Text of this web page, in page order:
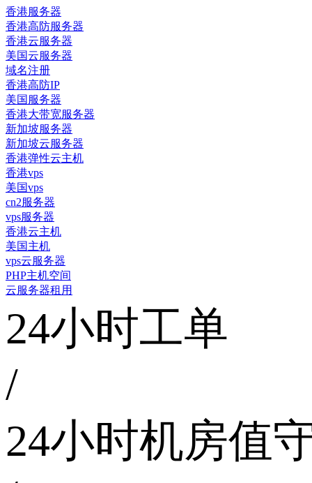
香港服务器
香港高防服务器
香港云服务器
美国云服务器
域名注册
香港高防IP
美国服务器
香港大带宽服务器
新加坡服务器
新加坡云服务器
香港弹性云主机
香港vps
美国vps
cn2服务器
vps服务器
香港云主机
美国主机
vps云服务器
PHP主机空间
云服务器租用
24小时工单
/
24小时机房值